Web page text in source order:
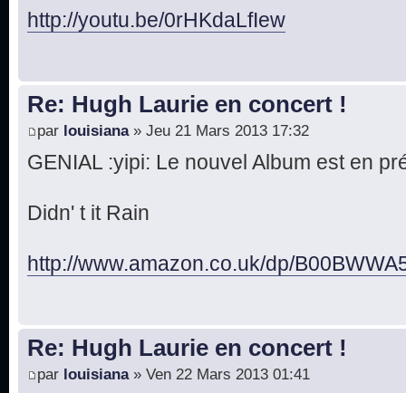
http://youtu.be/0rHKdaLfIew
Re: Hugh Laurie en concert !
par louisiana» Jeu 21 Mars 2013 17:32
GENIAL :yipi: Le nouvel Album est en
Didn' t it Rain
http://www.amazon.co.uk/dp/
Re: Hugh Laurie en concert !
par louisiana» Ven 22 Mars 2013 01:41